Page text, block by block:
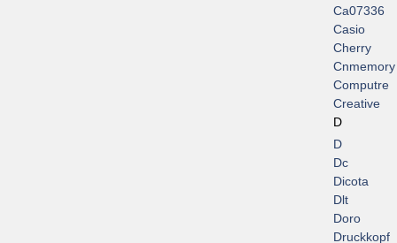
Ca07336
Casio
Cherry
Cnmemory
Computre
Creative
D
D
Dc
Dicota
Dlt
Doro
Druckkopf